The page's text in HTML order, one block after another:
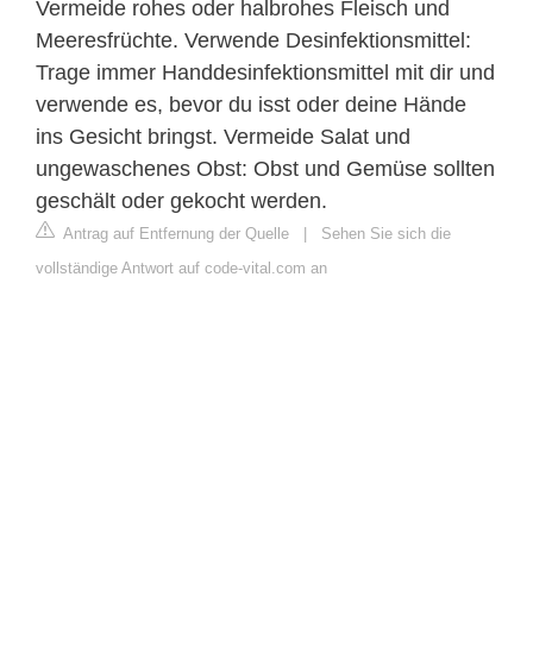
Vermeide rohes oder halbrohes Fleisch und
Meeresfrüchte. Verwende Desinfektionsmittel:
Trage immer Handdesinfektionsmittel mit dir und
verwende es, bevor du isst oder deine Hände
ins Gesicht bringst. Vermeide Salat und
ungewaschenes Obst: Obst und Gemüse sollten
geschält oder gekocht werden.
Antrag auf Entfernung der Quelle | Sehen Sie sich die
vollständige Antwort auf code-vital.com an